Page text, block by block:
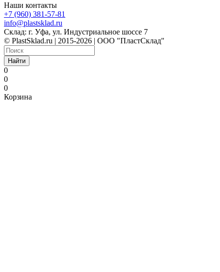
Наши контакты
+7 (960) 381-57-81
info@plastsklad.ru
Склад: г. Уфа, ул. Индустриальное шоссе 7
© PlastSklad.ru | 2015-2026 | ООО "ПластСклад"
Найти
0
0
0
Корзина